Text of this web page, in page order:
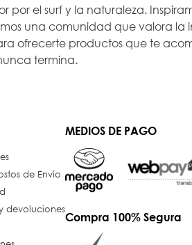
por el surf y la naturaleza.
una comunidad que valora
ofrecerte productos que te
termina.
de Envío
devoluciones
MEDIOS DE PAGO
Compra 100% Segura